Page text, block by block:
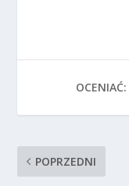
OCENIAĆ:
POPRZEDNI